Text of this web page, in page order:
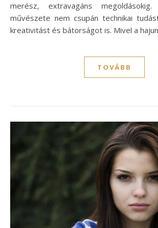
merész, extravagáns
művészete nem csupán technikai
kreativitást és bátorságot is. Mivel a
TOVÁBB